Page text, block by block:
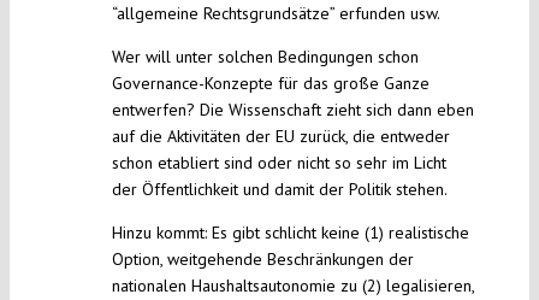
“allgemeine Rechtsgrundsätze” erfunden usw.
Wer will unter solchen Bedingungen schon
Governance-Konzepte für das große Ganze
entwerfen? Die Wissenschaft zieht sich dann eben
auf die Aktivitäten der EU zurück, die entweder
schon etabliert sind oder nicht so sehr im Licht
der Öffentlichkeit und damit der Politik stehen.
Hinzu kommt: Es gibt schlicht keine (1) realistische
Option, weitgehende Beschränkungen der
nationalen Haushaltsautonomie zu (2) legalisieren,